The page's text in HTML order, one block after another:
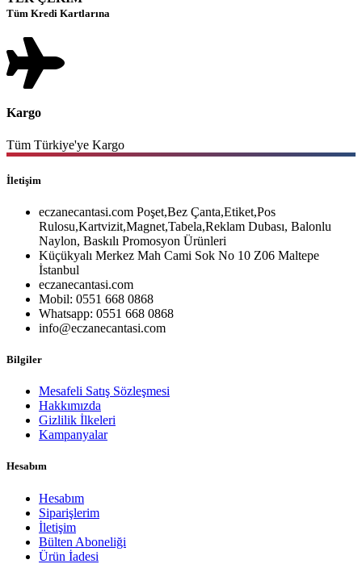
Tüm Kredi Kartlarına
Kargo
Tüm Türkiye'ye Kargo
İletişim
eczanecantasi.com Poşet,Bez Çanta,Etiket,Pos
Rulosu,Kartvizit,Magnet,Tabela,Reklam Dubası, Balonlu
Naylon, Baskılı Promosyon Ürünleri
Küçükyalı Merkez Mah Cami Sok No 10 Z06 Maltepe
İstanbul
eczanecantasi.com
Mobil: 0551 668 0868
Whatsapp: 0551 668 0868
info@eczanecantasi.com
Bilgiler
Mesafeli Satış Sözleşmesi
Hakkımızda
Gizlilik İlkeleri
Kampanyalar
Hesabım
Hesabım
Siparişlerim
İletişim
Bülten Aboneliği
Ürün İadesi